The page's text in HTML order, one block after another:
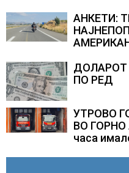
АНКЕТИ:
ДОЛАРОТ
ПО РЕД
УТРОВО
ВО ГОРНО
часа